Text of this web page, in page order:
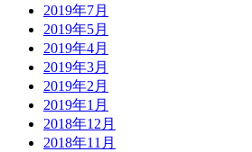
2019年7月
2019年5月
2019年4月
2019年3月
2019年2月
2019年1月
2018年12月
2018年11月